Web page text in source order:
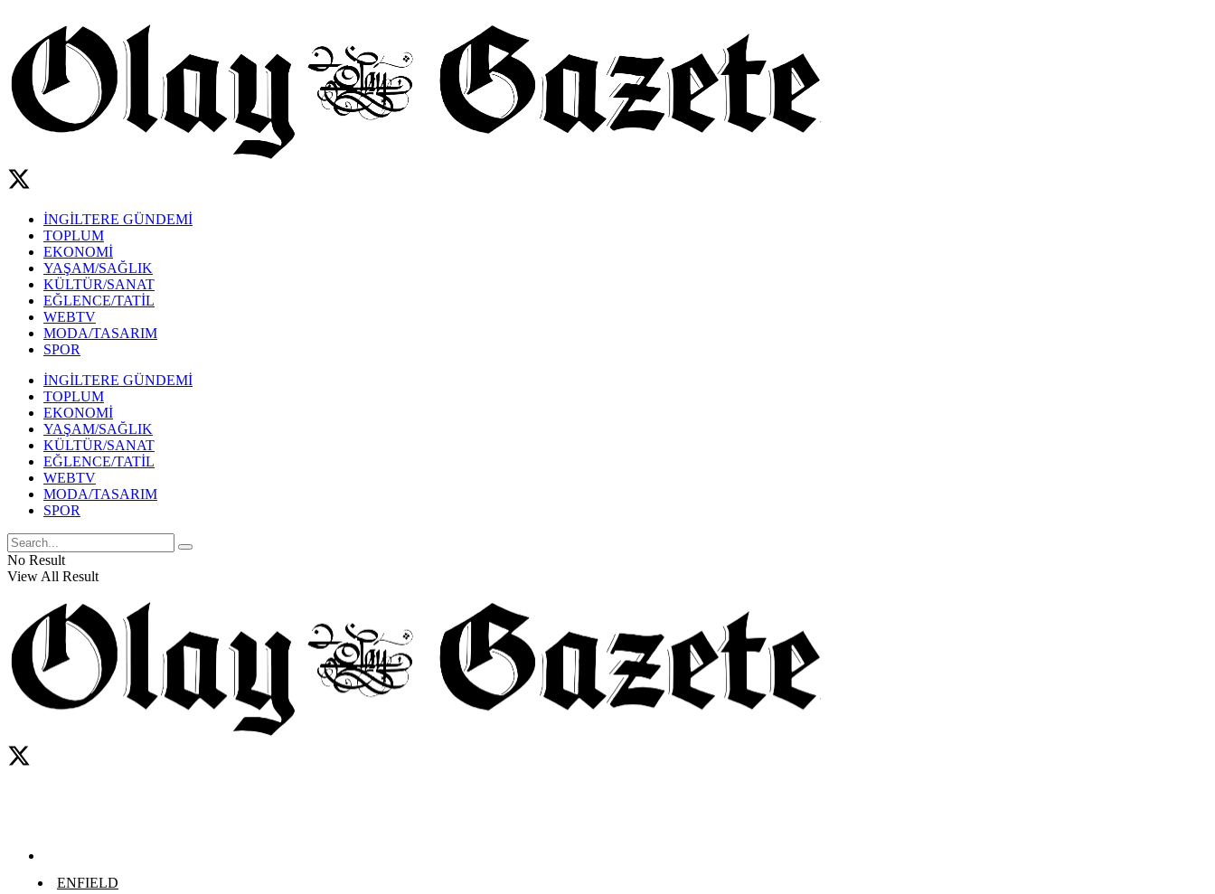
İNGİLTERE GÜNDEMİ
TOPLUM
EKONOMİ
YAŞAM/SAĞLIK
KÜLTÜR/SANAT
EĞLENCE/TATİL
WEBTV
MODA/TASARIM
SPOR
İNGİLTERE GÜNDEMİ
TOPLUM
EKONOMİ
YAŞAM/SAĞLIK
KÜLTÜR/SANAT
EĞLENCE/TATİL
WEBTV
MODA/TASARIM
SPOR
No Result
View All Result
ENFIELD